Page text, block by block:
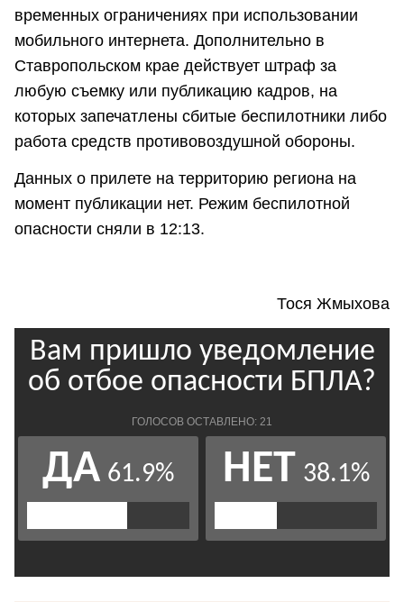
временных ограничениях при использовании
мобильного интернета. Дополнительно в
Ставропольском крае действует штраф за
любую съемку или публикацию кадров, на
которых запечатлены сбитые беспилотники либо
работа средств противовоздушной обороны.
Данных о прилете на территорию региона на
момент публикации нет. Режим беспилотной
опасности сняли в 12:13.
Тося Жмыхова